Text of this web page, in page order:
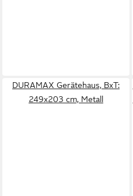
DURAMAX Gerätehaus, BxT:
249x203 cm, Metall